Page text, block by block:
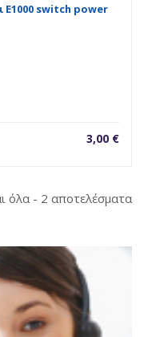
E1000 switch power
3,00 €
όλα - 2 αποτελέσματα